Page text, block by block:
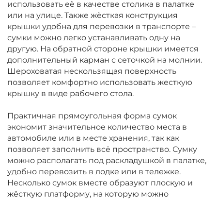
использовать её в качестве столика в палатке
или на улице. Также жёсткая конструкция
крышки удобна для перевозки в транспорте –
сумки можно легко устанавливать одну на
другую. На обратной стороне крышки имеется
дополнительный карман с сеточкой на молнии.
Шероховатая нескользящая поверхность
позволяет комфортно использовать жесткую
крышку в виде рабочего стола.
Практичная прямоугольная форма сумок
экономит значительное количество места в
автомобиле или в месте хранения, так как
позволяет заполнить всё пространство. Сумку
можно располагать под раскладушкой в палатке,
удобно перевозить в лодке или в тележке.
Несколько сумок вместе образуют плоскую и
жёсткую платформу, на которую можно